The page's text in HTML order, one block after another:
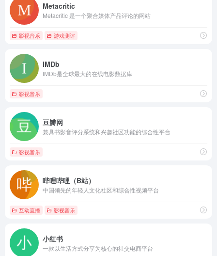
Metacritic
Metacritic 是一个聚合媒体产品评论的网站
影视音乐 游戏测评
IMDb
IMDb是全球最大的在线电影数据库
影视音乐
豆瓣网
兼具书影音评分系统和兴趣社区功能的综合性平台
影视音乐
哔哩哔哩（B站）
中国领先的年轻人文化社区和综合性视频平台
互动直播 影视音乐
小红书
一款以生活方式分享为核心的社交电商平台